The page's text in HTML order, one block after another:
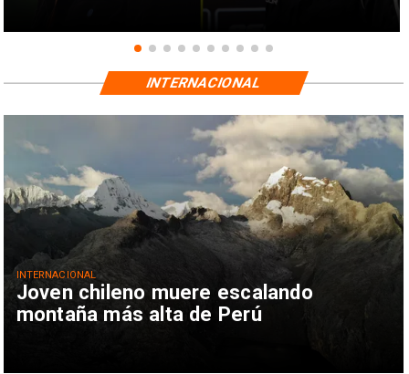
Joven chileno muere escalando
montaña más alta de Perú
INTERNACIONAL
INTERNACIONAL